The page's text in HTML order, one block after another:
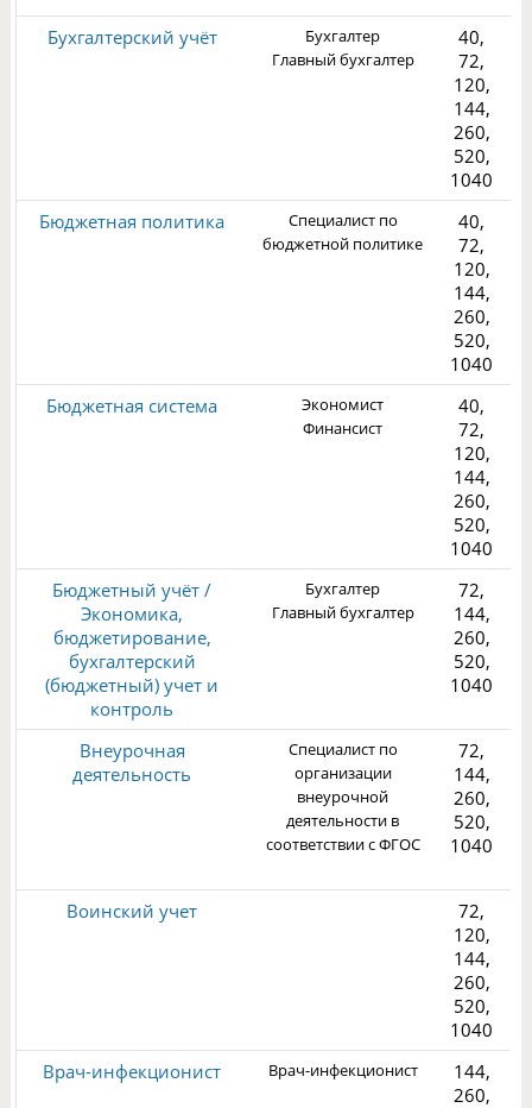
Бухгалтерский учёт
Бухгалтер
Главный бухгалтер
40,
72,
120,
144,
260,
520,
1040
Бюджетная политика
Специалист по
бюджетной политике
40,
72,
120,
144,
260,
520,
1040
Бюджетная система
Экономист
Финансист
40,
72,
120,
144,
260,
520,
1040
Бюджетный учёт /
Экономика,
бюджетирование,
бухгалтерский
(бюджетный) учет и
контроль
Бухгалтер
Главный бухгалтер
72,
144,
260,
520,
1040
Внеурочная
деятельность
Специалист по
организации
внеурочной
деятельности в
соответствии с ФГОС
72,
144,
260,
520,
1040
Воинский учет
72,
120,
144,
260,
520,
1040
Врач-инфекционист
Врач-инфекционист
144,
260,